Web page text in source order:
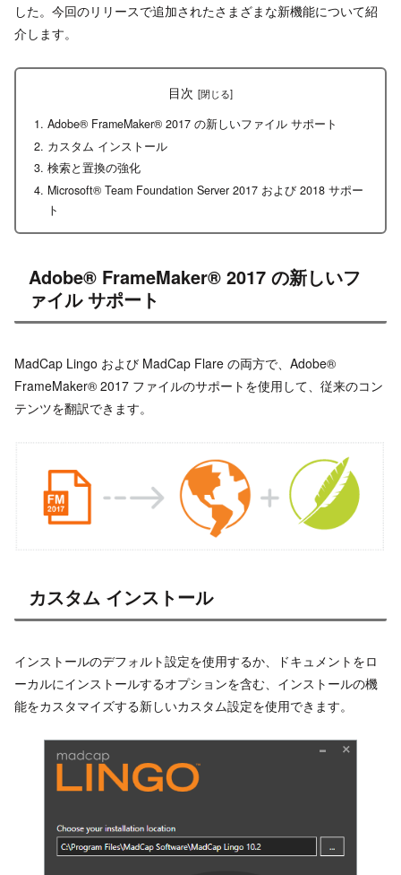
した。今回のリリースで追加されたさまざまな新機能について紹
介します。
目次
Adobe® FrameMaker® 2017 の新しいファイル サポート
カスタム インストール
検索と置換の強化
Microsoft® Team Foundation Server 2017 および 2018 サポー
ト
Adobe® FrameMaker® 2017 の新しいフ
ァイル サポート
MadCap Lingo および MadCap Flare の両方で、Adobe®
FrameMaker® 2017 ファイルのサポートを使用して、従来のコン
テンツを翻訳できます。
カスタム インストール
インストールのデフォルト設定を使用するか、ドキュメントをロ
ーカルにインストールするオプションを含む、インストールの機
能をカスタマイズする新しいカスタム設定を使用できます。